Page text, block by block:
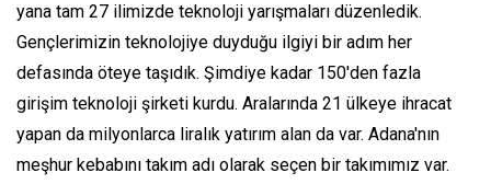
yana tam 27 ilimizde teknoloji yarışmaları düzenledik.
Gençlerimizin teknolojiye duyduğu ilgiyi bir adım her
defasında öteye taşıdık. Şimdiye kadar 150'den fazla
girişim teknoloji şirketi kurdu. Aralarında 21 ülkeye ihracat
yapan da milyonlarca liralık yatırım alan da var. Adana'nın
meşhur kebabını takım adı olarak seçen bir takımımız var.